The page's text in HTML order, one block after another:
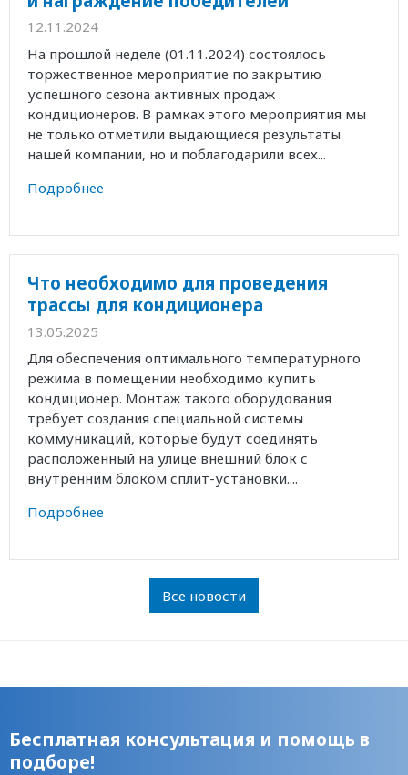
12.11.2024
На прошлой неделе (01.11.2024) состоялось
торжественное мероприятие по закрытию
успешного сезона активных продаж
кондиционеров. В рамках этого мероприятия мы
не только отметили выдающиеся результаты
нашей компании, но и поблагодарили всех...
Подробнее
Что необходимо для проведения
трассы для кондиционера
13.05.2025
Для обеспечения оптимального температурного
режима в помещении необходимо купить
кондиционер. Монтаж такого оборудования
требует создания специальной системы
коммуникаций, которые будут соединять
расположенный на улице внешний блок с
внутренним блоком сплит-установки....
Подробнее
Все новости
Бесплатная консультация и помощь в
подборе!